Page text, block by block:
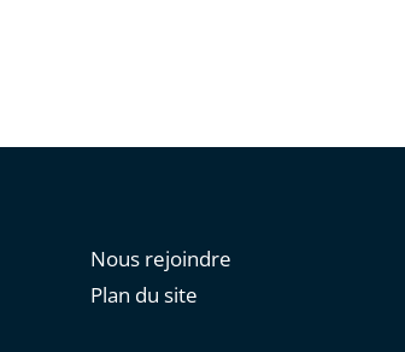
Nous rejoindre
Plan du site